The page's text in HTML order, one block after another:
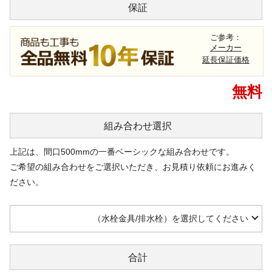
保証
ご参考：
メーカー
延長保証価格
無料
組み合わせ選択
上記は、間口500mmの一番ベーシックな組み合わせです。
ご希望の組み合わせをご選択いただき、お見積り依頼にお進みく
ださい。
（水栓金具/排水栓）を選択してください
合計